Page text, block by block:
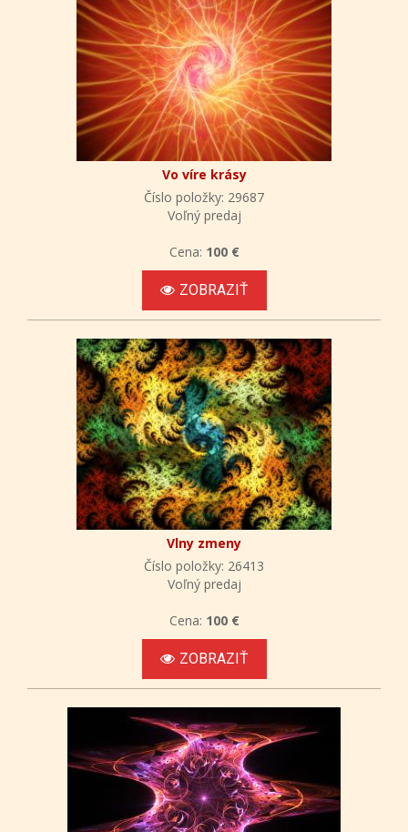
Vo víre krásy
Číslo položky: 29687
Voľný predaj
Cena: 100 €
ZOBRAZIŤ
Vlny zmeny
Číslo položky: 26413
Voľný predaj
Cena: 100 €
ZOBRAZIŤ